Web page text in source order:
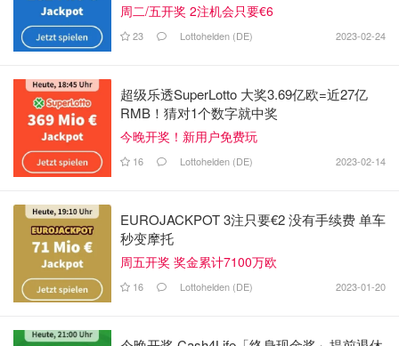
周二/五开奖 2注机会只要€6
23 Lottohelden (DE) 2023-02-24
超级乐透SuperLotto 大奖3.69亿欧=近27亿
RMB！猜对1个数字就中奖
今晚开奖！新用户免费玩
16 Lottohelden (DE) 2023-02-14
EUROJACKPOT 3注只要€2 没有手续费 单车
秒变摩托
周五开奖 奖金累计7100万欧
16 Lottohelden (DE) 2023-01-20